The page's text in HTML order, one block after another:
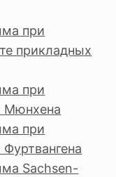
при
прикладных
при
Мюнхена
при
Sachsen-